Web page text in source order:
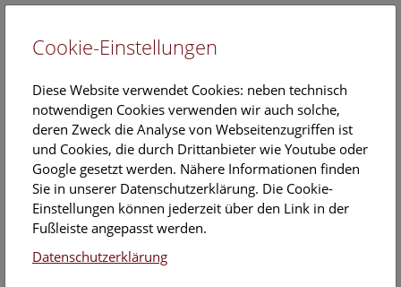
EN
Veranstaltungskalender
Informationen zu Gruppen,- Kindergarten- und
Schulprogrammen finden Siehier
Cookie-Einstellungen
Diese Website verwendet Cookies: neben technisch
notwendigen Cookies verwenden wir auch solche,
deren Zweck die Analyse von Webseitenzugriffen ist
und Cookies, die durch Drittanbieter wie Youtube oder
Google gesetzt werden. Nähere Informationen finden
Sie in unserer Datenschutzerklärung. Die Cookie-
Einstellungen können jederzeit über den Link in der
Fußleiste angepasst werden.
Datenschutzerklärung